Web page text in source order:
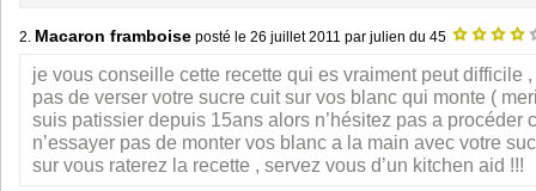
2. Macaron framboise posté le 26 juillet 2011 par julien du 45
je vous conseille cette recette qui es vraiment peut difficile
pas de verser votre sucre cuit sur vos blanc qui monte (
suis patissier depuis 15ans alors n’hésitez pas a procéder
n’essayer pas de monter vos blanc a la main avec votre
sur vous raterez la recette , servez vous d’un kitchen aid !!!